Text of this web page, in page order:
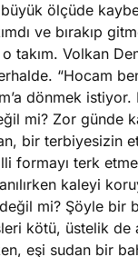
ölçüde
ve bırakıp
takım. Volkan
“Hocam
dönmek
mi? Zor günde
bir terbiyesizin
formayı terk
kaleyi
değil mi? Şöyle bir
kötü, üstelik de
eşi sudan bir